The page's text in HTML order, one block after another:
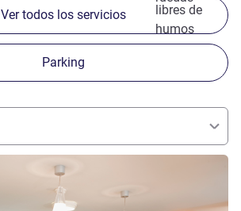
libres de
humos
Ver todos los servicios
Parking